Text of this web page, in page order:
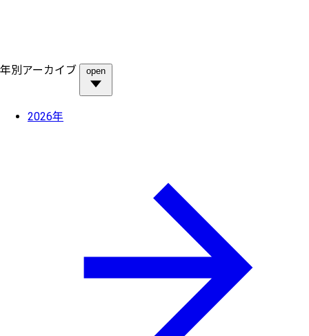
年別アーカイブ open
2026年